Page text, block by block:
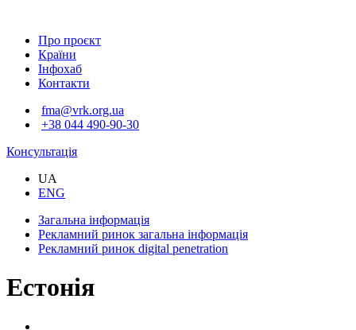
Про проєкт
Країни
Інфохаб
Контакти
fma@vrk.org.ua
+38 044 490-90-30
Консультація
UA
ENG
Загальна інформація
Рекламний ринок загальна інформація
Рекламний ринок digital penetration
Естонія